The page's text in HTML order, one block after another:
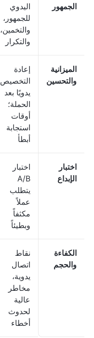
الجمهور
اليدوي
للجمهور،
والتخمين،
والتكرار
الميزانية
والتحسين
إعادة
التخصيص
يدويًا بعد
الحملة؛
أوقات
استجابة
أبطأ
اختبار
الإبداع
اختبار
A/B
يتطلب
عملاً
مكثفاً
وبطيئاً
الكفاءة
والحجم
نقاط
اتصال
يدوية،
مخاطر
عالية
لحدوث
أخطاء